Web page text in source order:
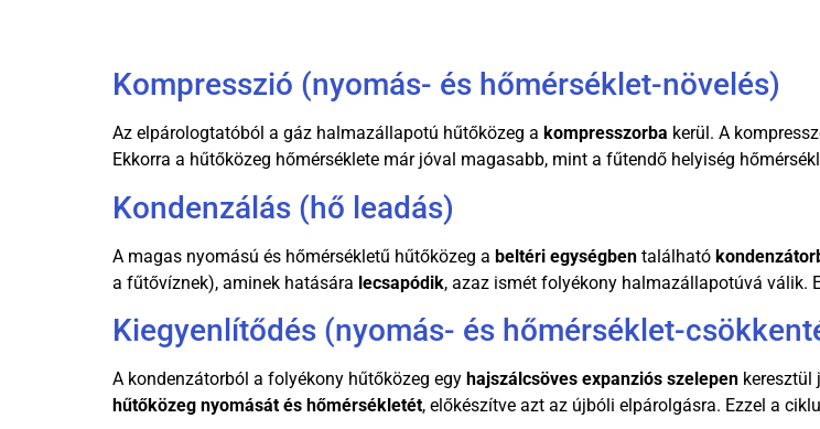
Kompresszió (nyomás- és hőmérséklet-növelés)
Az elpárologtatóból a gáz halmazállapotú hűtőközeg a kompresszorba kerül. A
Ekkorra a hűtőközeg hőmérséklete már jóval magasabb, mint a fűtendő helyiség
Kondenzálás (hő leadás)
A magas nyomású és hőmérsékletű hűtőközeg a beltéri egységben található
a fűtővíznek), aminek hatására lecsapódik, azaz ismét folyékony halmazállapotúvá válik.
Kiegyenlítődés (nyomás- és hőmérséklet-
A kondenzátorból a folyékony hűtőközeg egy hajszálcsöves expanziós szelepen keresztül
hűtőközeg nyomását és hőmérsékletét, előkészítve azt az újbóli elpárolgásra. Ezzel a